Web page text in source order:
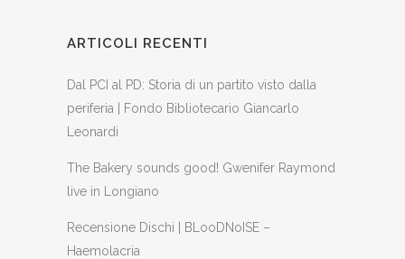
ARTICOLI RECENTI
Dal PCI al PD: Storia di un partito visto dalla
periferia | Fondo Bibliotecario Giancarlo
Leonardi
The Bakery sounds good! Gwenifer Raymond
live in Longiano
Recensione Dischi | BLooDNoISE –
Haemolacria